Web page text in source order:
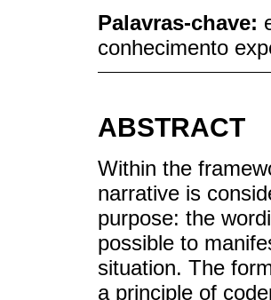
Palavras-chave:
conhecimento
ABSTRACT
Within the
narrative is
purpose: the
possible to
situation. The
a principle of